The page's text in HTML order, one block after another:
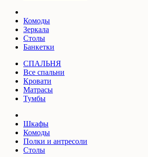
Комоды
Зеркала
Столы
Банкетки
СПАЛЬНЯ
Все спальни
Кровати
Матрасы
Тумбы
Шкафы
Комоды
Полки и антресоли
Столы